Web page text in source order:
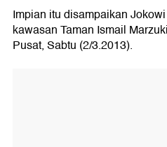
Impian itu disampaikan
kawasan Taman Ismail
Pusat, Sabtu (2/3.2013).